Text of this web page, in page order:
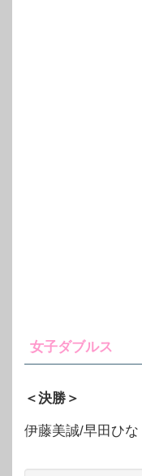
女子ダブルス
＜決勝＞
伊藤美誠/早田ひな